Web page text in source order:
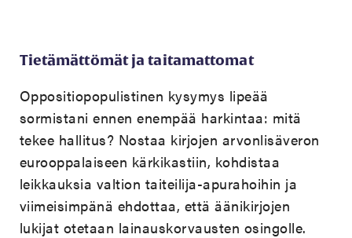
Tietämättömät ja taitamattomat
Oppositiopopulistinen kysymys lipeää
sormistani ennen enempää harkintaa: mitä
tekee hallitus? Nostaa kirjojen arvonlisäveron
eurooppalaiseen kärkikastiin, kohdistaa
leikkauksia valtion taiteilija-apurahoihin ja
viimeisimpänä ehdottaa, että äänikirjojen
lukijat otetaan lainauskorvausten osingolle.